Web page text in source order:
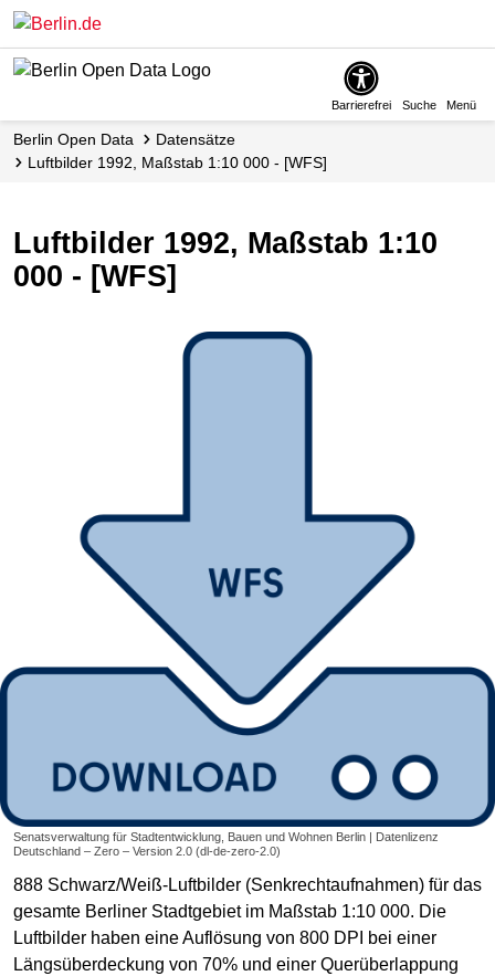
Skip
main
Barrierefrei Suche Menü
Berlin Open Data
Datensätze
Luftbilder 1992, Maßstab 1:10 000 - [WFS]
Luftbilder 1992, Maßstab 1:10
000 - [WFS]
Senatsverwaltung für Stadtentwicklung, Bauen und Wohnen Berlin | Datenlizenz
Deutschland – Zero – Version 2.0 (dl-de-zero-2.0)
888 Schwarz/Weiß-Luftbilder (Senkrechtaufnahmen) für das
gesamte Berliner Stadtgebiet im Maßstab 1:10 000. Die
Luftbilder haben eine Auflösung von 800 DPI bei einer
Längsüberdeckung von 70% und einer Querüberlappung